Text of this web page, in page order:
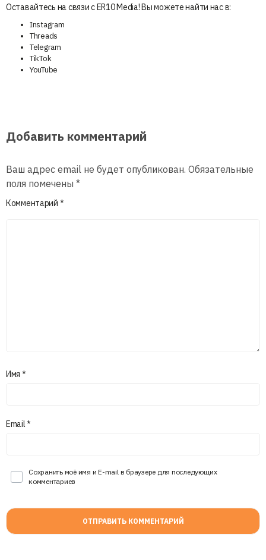
Оставайтесь на связи с ER10 Media! Вы можете найти нас в:
Instagram
Threads
Telegram
TikTok
YouTube
Добавить комментарий
Ваш адрес email не будет опубликован. Обязательные
поля помечены *
Комментарий *
Имя *
Email*
Сохранить моё имя и E-mail в браузере для последующих
комментариев